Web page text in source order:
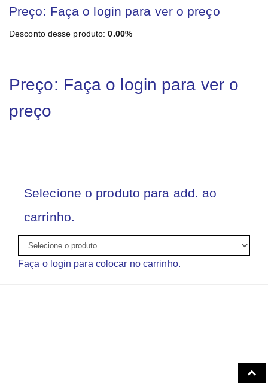
Preço: Faça o login para ver o preço
Desconto desse produto:0.00%
Preço: Faça o login para ver o
preço
Selecione o produto para add. ao
carrinho.
Faça o login para colocar no carrinho.